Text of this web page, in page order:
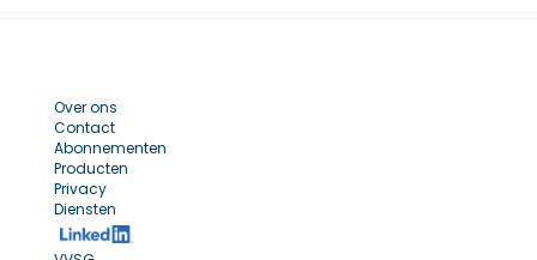
Over ons
Contact
Abonnementen
Producten
Privacy
Diensten